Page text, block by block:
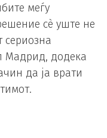
меѓу
сè уште не
сериозна
Мадрид, додека
да ја врати